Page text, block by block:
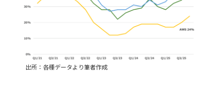
出所：各種データより筆者作成